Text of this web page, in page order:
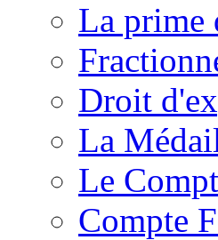
La prime
Droit
La
Le
Compte